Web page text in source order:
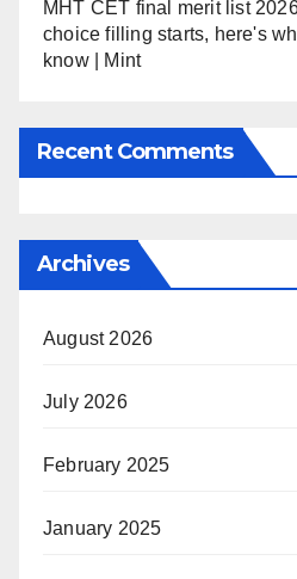
MHT CET final merit list
choice filling starts, here's
know | Mint
Recent Comments
Archives
August 2026
July 2026
February 2025
January 2025